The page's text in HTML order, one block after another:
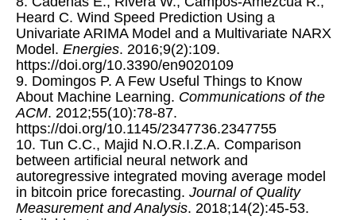
Heard C. Wind Speed Prediction Using a
Univariate ARIMA Model and a Multivariate NARX
Model. Energies. 2016;9(2):109.
https://doi.org/10.3390/en9020109
9. Domingos P. A Few Useful Things to Know
About Machine Learning. Communications of the
ACM. 2012;55(10):78-87.
https://doi.org/10.1145/2347736.2347755
10. Tun C.C., Majid N.O.R.I.Z.A. Comparison
between artificial neural network and
autoregressive integrated moving average model
in bitcoin price forecasting. Journal of Quality
Measurement and Analysis. 2018;14(2):45-53.